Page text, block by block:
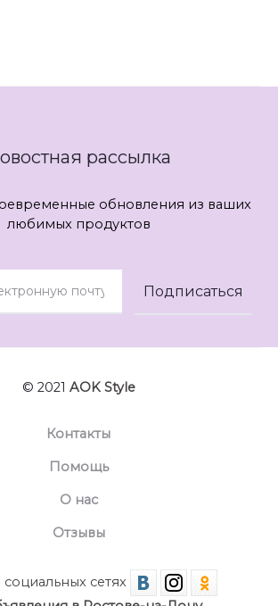
рассылка
обновления из ваших
любимых продуктов
© 2021 AOK Style
Контакты
Помощь
О нас
Отзывы
сетях